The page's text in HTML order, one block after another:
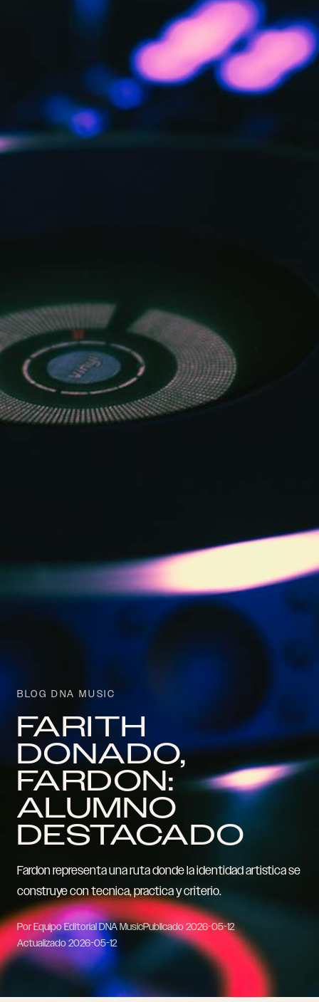
BLOG DNA MUSIC
FARITH
DONADO,
FARDON:
ALUMNO
DESTACADO
Fardon representa una ruta donde la identidad artistica se
construye con tecnica, practica y criterio.
Por Equipo Editorial DNA MusicPublicado2026-05-12
Actualizado2026-05-12